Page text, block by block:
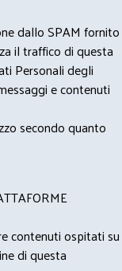
dallo SPAM fornito
il traffico di questa
Personali degli
e contenuti
secondo quanto
contenuti ospitati su
di questa